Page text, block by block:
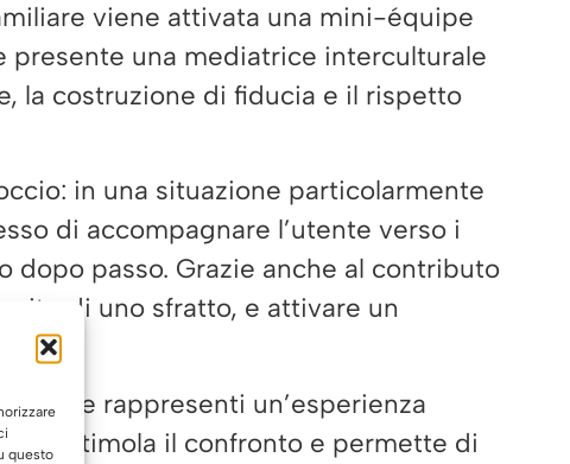
questo
viene attivata una mini-équipe
presente una mediatrice interculturale
la costruzione di fiducia e il rispetto
in una situazione particolarmente
di accompagnare l’utente verso i
passo. Grazie anche al contributo
di uno sfratto, e attivare un
rappresenti un’esperienza
stimola il confronto e permette di